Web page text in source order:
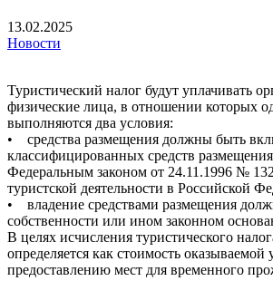
13.02.2025
Новости
Туристический налог будут уплачивать
физические лица, в отношении которых
выполняются два условия:
• средства размещения должны быть
классифицированных средств
Федеральным законом от 24.11.1996 №
туристской деятельности в Российской
• владение средствами размещения
собственности или ином законном
В целях исчисления туристического
определяется как стоимость оказываемой
предоставлению мест для временного